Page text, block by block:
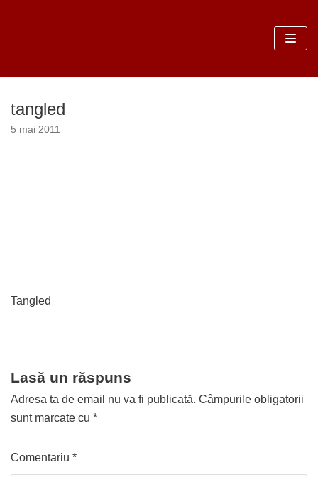
conținut
tangled
5 mai 2011
Tangled
Lasă un răspuns
Adresa ta de email nu va fi publicată. Câmpurile obligatorii
sunt marcate cu *
Comentariu *